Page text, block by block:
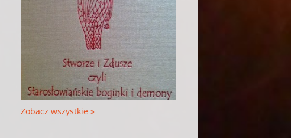
Zobacz wszystkie »